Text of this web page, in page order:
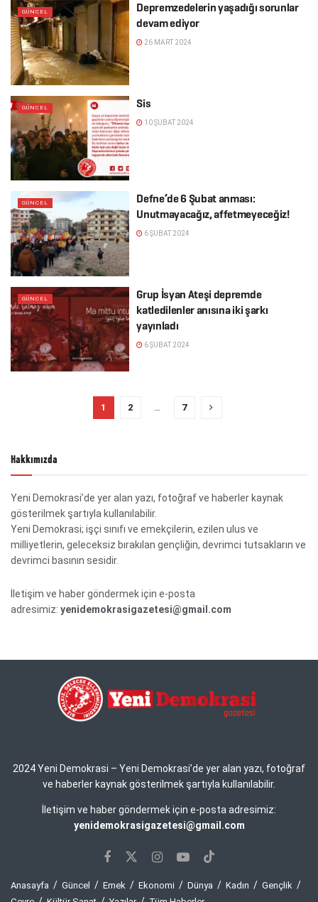
GÜNCEL
Depremzedelerin yaşadığı sorunlar
devam ediyor
26 MART 2024
GÜNCEL Sis
10 ŞUBAT 2024
GÜNCEL
Defne’de 6 Şubat anması:
Unutmayacağız, affetmeyeceğiz!
6 ŞUBAT 2024
GÜNCEL
Grup İsyan Ateşi depremde
katledilenler anısına iki şarkı
yayınladı
6 ŞUBAT 2024
1 2 … 7
Hakkımızda
Yeni Demokrasi’de yer alan yazı, fotoğraf ve haberler kaynak
gösterilmek şartıyla kullanılabilir.
Yeni Demokrasi; işçi sınıfı ve emekçilerin, ezilen ulus ve
milliyetlerin, geleceksiz bırakılan gençliğin, devrimci tutsakların ve
devrimci basının sesidir.
İletişim ve haber göndermek için e-posta
adresimiz: yenidemokrasigazetesi@gmail.com
2024 Yeni Demokrasi – Yeni Demokrasi’de yer alan yazı, fotoğraf
ve haberler kaynak gösterilmek şartıyla kullanılabilir.
İletişim ve haber göndermek için e-posta adresimiz:
yenidemokrasigazetesi@gmail.com
Anasayfa Güncel Emek Ekonomi Dünya Kadın
Gençlik